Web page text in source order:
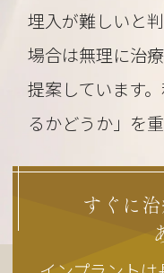
埋入が難しいと
場合は無理に治
提案しています
るかどうか」を
すぐに